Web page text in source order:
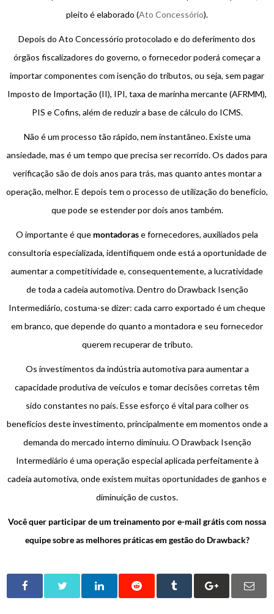
pleito é elaborado (Ato Concessório).
Depois do Ato Concessório protocolado e do deferimento dos
órgãos fiscalizadores do governo, o fornecedor poderá começar a
importar componentes com isenção do tributos, ou seja, sem pagar
Imposto de Importação (II), IPI, taxa de marinha mercante (AFRMM),
PIS e Cofins, além de reduzir a base de cálculo do ICMS.
Não é um processo tão rápido, nem instantâneo. Existe uma
ansiedade, mas é um tempo que precisa ser recorrido. Os dados para
verificação são de dois anos para trás, mas quanto antes montar a
operação, melhor. E depois tem o processo de utilização do benefício,
que pode se estender por dois anos também.
O importante é que montadorase fornecedores, auxiliados pela
consultoria especializada, identifiquem onde está a oportunidade de
aumentar a competitividade e, consequentemente, a lucratividade
de toda a cadeia automotiva. Dentro do Drawback Isenção
Intermediário, costuma-se dizer: cada carro exportado é um cheque
em branco, que depende do quanto a montadora e seu fornecedor
querem recuperar de tributo.
Os investimentos da indústria automotiva para aumentar a
capacidade produtiva de veículos e tomar decisões corretas têm
sido constantes no país. Esse esforço é vital para colher os
benefícios deste investimento, principalmente em momentos onde a
demanda do mercado interno diminuiu. O Drawback Isenção
Intermediário é uma operação especial aplicada perfeitamente à
cadeia automotiva, onde existem muitas oportunidades de ganhos e
diminuição de custos.
Você quer participar de um treinamento por e-mail grátis com nossa
equipe sobre as melhores práticas em gestão do Drawback?